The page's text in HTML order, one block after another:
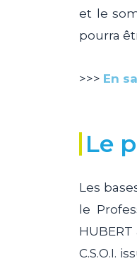
et le
pourra
>>> En
Le
Les
le
C.S.O.I.